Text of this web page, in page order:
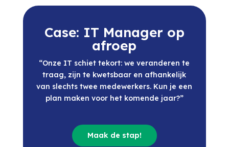
Case: IT Manager op
afroep
“Onze IT schiet tekort: we veranderen te
traag, zijn te kwetsbaar en afhankelijk
van slechts twee medewerkers. Kun je een
plan maken voor het komende jaar?”
Maak de stap!